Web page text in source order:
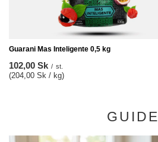
Guarani Mas Inteligente 0,5 kg
102,00 Sk / st.
(204,00 Sk / kg)
GUIDE